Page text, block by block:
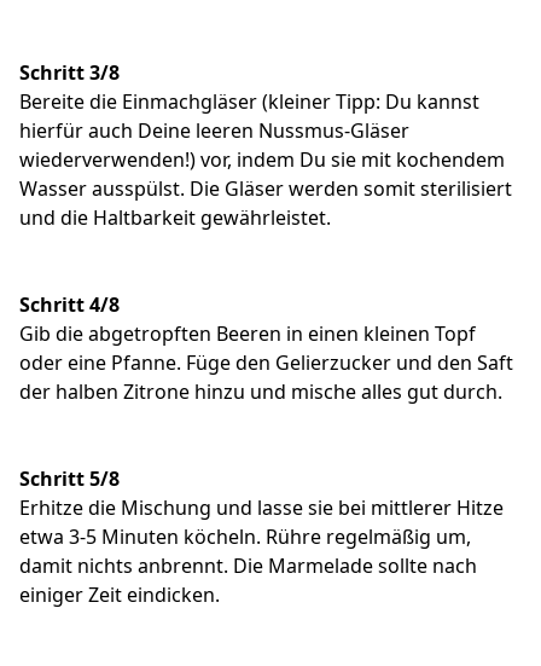
Schritt 3/8
Bereite die Einmachgläser (kleiner Tipp: Du kannst
hierfür auch Deine leeren Nussmus-Gläser
wiederverwenden!) vor, indem Du sie mit kochendem
Wasser ausspülst. Die Gläser werden somit sterilisiert
und die Haltbarkeit gewährleistet.
Schritt 4/8
Gib die abgetropften Beeren in einen kleinen Topf
oder eine Pfanne. Füge den Gelierzucker und den Saft
der halben Zitrone hinzu und mische alles gut durch.
Schritt 5/8
Erhitze die Mischung und lasse sie bei mittlerer Hitze
etwa 3-5 Minuten köcheln. Rühre regelmäßig um,
damit nichts anbrennt. Die Marmelade sollte nach
einiger Zeit eindicken.